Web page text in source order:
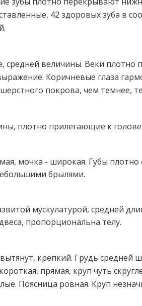
42 здоровых зуба в
средней величины. Веки плотно
Коричневые глаза
покрова, чем темнее,
плотно прилегающие к
мочка - широкая. Губы плотно
брылями.
мускулатурой, средней
пропорциональна телу.
крепкий. Грудь средней
прямая, круп чуть
Поясница ровная. Круп